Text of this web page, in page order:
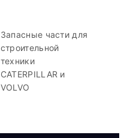
Запасные части для
строительной
техники
CATERPILLAR и
VOLVO